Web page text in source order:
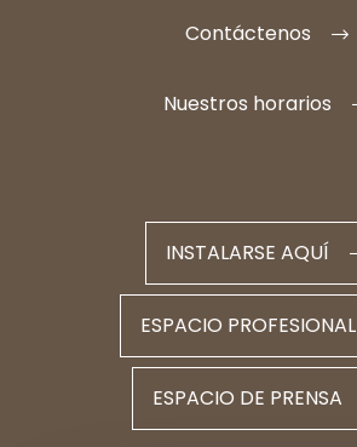
Contáctenos
Nuestros horarios
INSTALARSE AQUÍ
ESPACIO PROFESIONAL
ESPACIO DE PRENSA